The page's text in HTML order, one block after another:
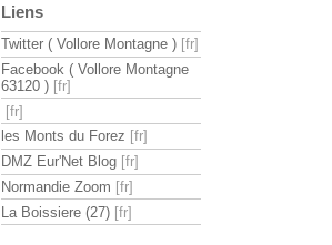
Liens
Twitter ( Vollore Montagne )
Facebook ( Vollore Montagne
63120 )
les Monts du Forez
DMZ Eur'Net Blog
Normandie Zoom
La Boissiere (27)